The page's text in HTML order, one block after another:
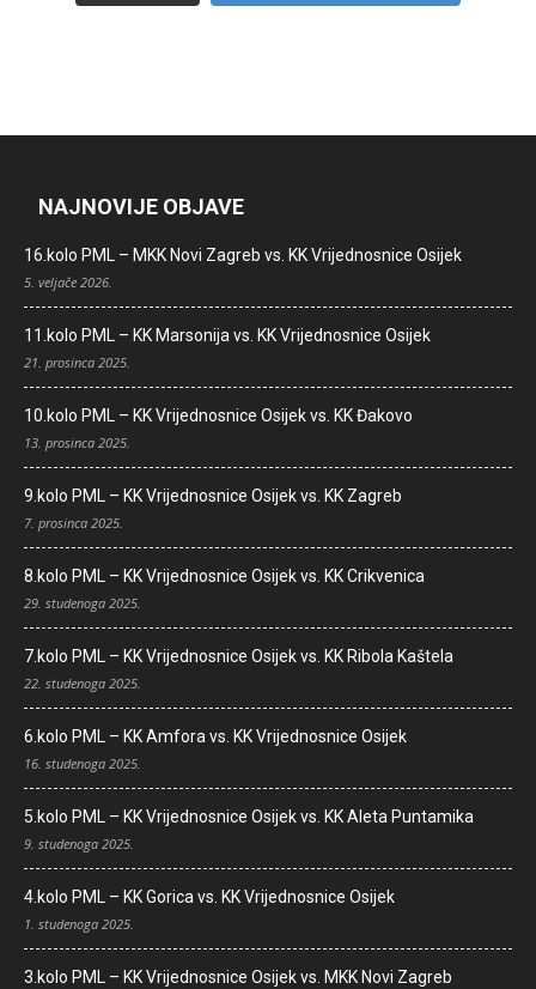
NAJNOVIJE OBJAVE
16.kolo PML – MKK Novi Zagreb vs. KK Vrijednosnice Osijek
5. veljače 2026.
11.kolo PML – KK Marsonija vs. KK Vrijednosnice Osijek
21. prosinca 2025.
10.kolo PML – KK Vrijednosnice Osijek vs. KK Đakovo
13. prosinca 2025.
9.kolo PML – KK Vrijednosnice Osijek vs. KK Zagreb
7. prosinca 2025.
8.kolo PML – KK Vrijednosnice Osijek vs. KK Crikvenica
29. studenoga 2025.
7.kolo PML – KK Vrijednosnice Osijek vs. KK Ribola Kaštela
22. studenoga 2025.
6.kolo PML – KK Amfora vs. KK Vrijednosnice Osijek
16. studenoga 2025.
5.kolo PML – KK Vrijednosnice Osijek vs. KK Aleta Puntamika
9. studenoga 2025.
4.kolo PML – KK Gorica vs. KK Vrijednosnice Osijek
1. studenoga 2025.
3.kolo PML – KK Vrijednosnice Osijek vs. MKK Novi Zagreb